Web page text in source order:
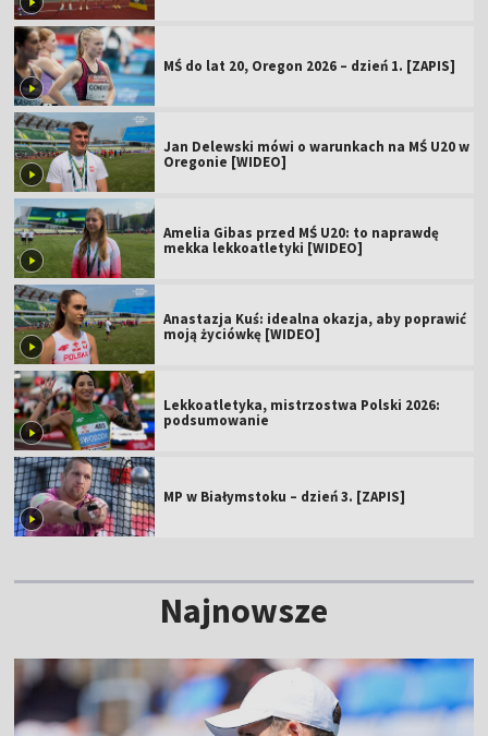
MŚ do lat 20, Oregon 2026 – dzień 1. [ZAPIS]
Jan Delewski mówi o warunkach na MŚ U20 w
Oregonie [WIDEO]
Amelia Gibas przed MŚ U20: to naprawdę
mekka lekkoatletyki [WIDEO]
Anastazja Kuś: idealna okazja, aby poprawić
moją życiówkę [WIDEO]
Lekkoatletyka, mistrzostwa Polski 2026:
podsumowanie
MP w Białymstoku – dzień 3. [ZAPIS]
Najnowsze